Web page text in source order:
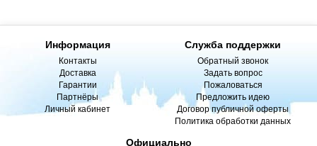
Информация
Контакты
Доставка
Гарантии
Партнёры
Личный кабинет
Служба поддержки
Обратный звонок
Задать вопрос
Пожаловаться
Предложить идею
Договор публичной оферты
Политика обработки данных
Официально